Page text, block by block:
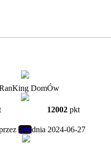
DomÓw
12002 pkt
Irytdnia 2024-06-27